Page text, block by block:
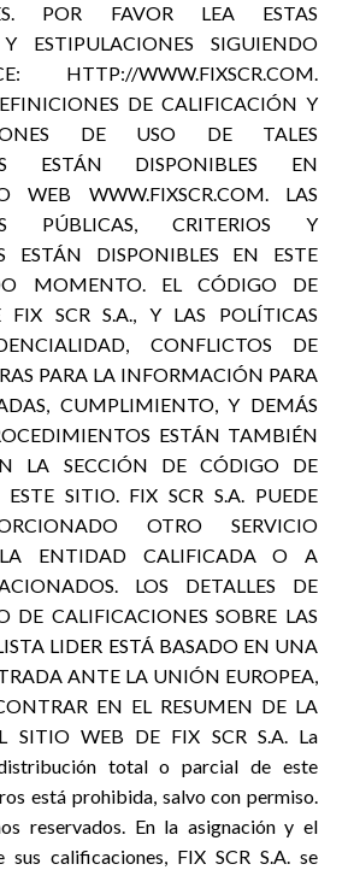
POR FAVOR LEA ESTAS
ESTIPULACIONES SIGUIENDO
HTTP://WWW.FIXSCR.COM.
DE CALIFICACIÓN Y
DE USO DE TALES
ESTÁN DISPONIBLES EN
WEB WWW.FIXSCR.COM. LAS
PÚBLICAS, CRITERIOS Y
ESTÁN DISPONIBLES EN ESTE
MOMENTO. EL CÓDIGO DE
FIX SCR S.A., Y LAS POLÍTICAS
CONFLICTOS DE
PARA LA INFORMACIÓN PARA
CUMPLIMIENTO, Y DEMÁS
ESTÁN TAMBIÉN
LA SECCIÓN DE CÓDIGO DE
SITIO. FIX SCR S.A. PUEDE
OTRO SERVICIO
ENTIDAD CALIFICADA O A
LOS DETALLES DE
DE CALIFICACIONES SOBRE LAS
LIDER ESTÁ BASADO EN UNA
ANTE LA UNIÓN EUROPEA,
EN EL RESUMEN DE LA
SITIO WEB DE FIX SCR S.A. La
total o parcial de este
está prohibida, salvo con permiso.
reservados. En la asignación y el
sus calificaciones, FIX SCR S.A. se